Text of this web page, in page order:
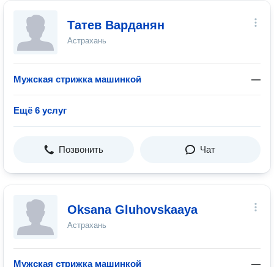
Татев Варданян
Астрахань
Мужская стрижка машинкой —
Ещё 6 услуг
Позвонить Чат
Oksana Gluhovskaaya
Астрахань
Мужская стрижка машинкой —